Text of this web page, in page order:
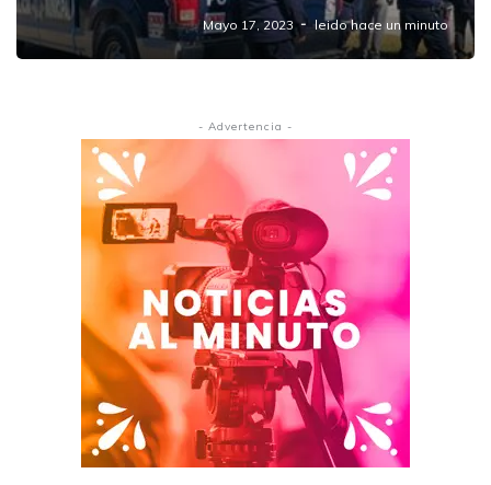
Mayo 17, 2023 leido hace un minuto
- Advertencia -